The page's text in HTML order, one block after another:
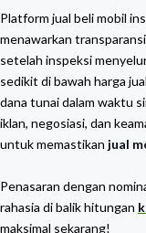
Platform jual beli mobil
menawarkan
setelah inspeksi
sedikit di bawah harga
dana tunai dalam waktu
iklan, negosiasi, dan
untuk memastikan jual
Penasaran dengan
rahasia di balik hitungan
maksimal sekarang!